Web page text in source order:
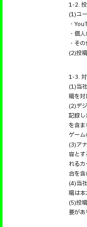
1-2.
(1)ユ
・
・個
・そ
(2)投
1-3.
(1)当
稿を対
(2)デ
記録
を含
ゲー
(3)ア
容と
れる
合を含
(4)当
稿は本
(5)投
要が